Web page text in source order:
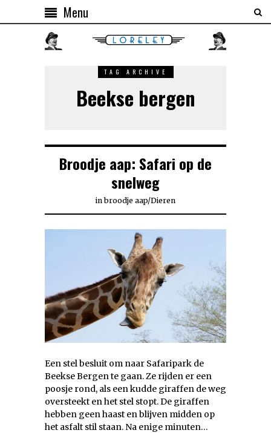
Menu
TAG ARCHIVE
Beekse bergen
Broodje aap: Safari op de
snelweg
in broodje aap/Dieren
Een stel besluit om naar Safaripark de
Beekse Bergen te gaan. Ze rijden er een
poosje rond, als een kudde giraffen de weg
oversteekt en het stel stopt. De giraffen
hebben geen haast en blijven midden op
het asfalt stil staan. Na enige minuten…